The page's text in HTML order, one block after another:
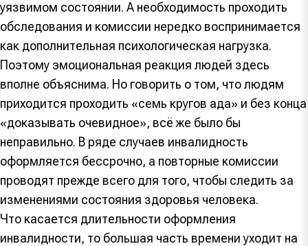
уязвимом состоянии. А необходимость проходить
обследования и комиссии нередко воспринимается
как дополнительная психологическая нагрузка.
Поэтому эмоциональная реакция людей здесь
вполне объяснима. Но говорить о том, что людям
приходится проходить «семь кругов ада» и без конца
«доказывать очевидное», всё же было бы
неправильно. В ряде случаев инвалидность
оформляется бессрочно, а повторные комиссии
проводят прежде всего для того, чтобы следить за
изменениями состояния здоровья человека.
Что касается длительности оформления
инвалидности, то большая часть времени уходит на